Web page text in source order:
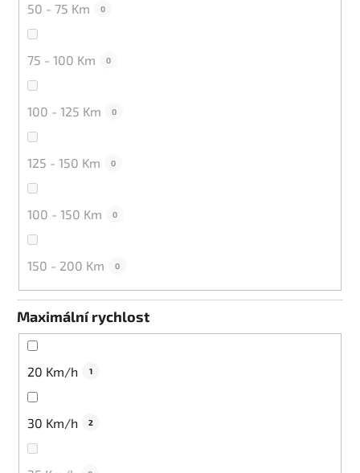
50 - 75 Km 0
75 - 100 Km 0
100 - 125 Km 0
125 - 150 Km 0
100 - 150 Km 0
150 - 200 Km 0
Maximální rychlost
20 Km/h 1
30 Km/h 2